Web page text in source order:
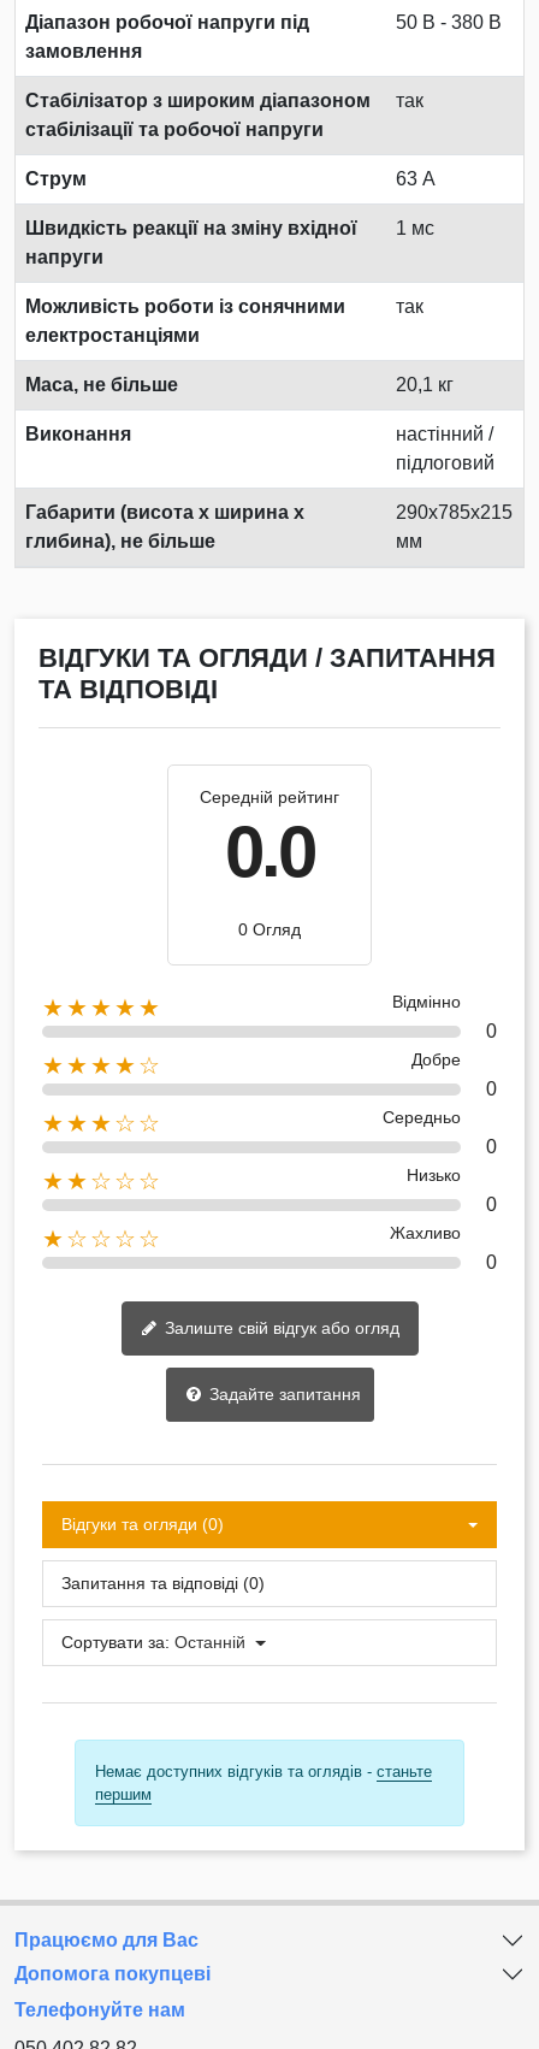
Діапазон робочої напруги під
замовлення
50 В - 380 В
Стабілізатор з широким діапазоном
стабілізації та робочої напруги
так
Струм 63 А
Швидкість реакції на зміну вхідної
напруги
1 мс
Можливість роботи із сонячними
електростанціями
так
Маса, не більше 20,1 кг
Виконання
настінний /
підлоговий
Габарити (висота х ширина х
глибина), не більше
290х785х215
мм
ВІДГУКИ ТА ОГЛЯДИ / ЗАПИТАННЯ
ТА ВІДПОВІДІ
Середній рейтинг
0.0
0 Огляд
★★★★★ Відмінно
0
★★★★☆ Добре
0
★★★☆☆ Середньо
0
★★☆☆☆ Низько
0
★☆☆☆☆ Жахливо
0
Залиште свій відгук або огляд
Задайте запитання
Відгуки та огляди (0)
Запитання та відповіді (0)
Сортувати за: Останній
Немає доступних відгуків та оглядів - станьте
першим
Працюємо для Вас
Допомога покупцеві
Телефонуйте нам